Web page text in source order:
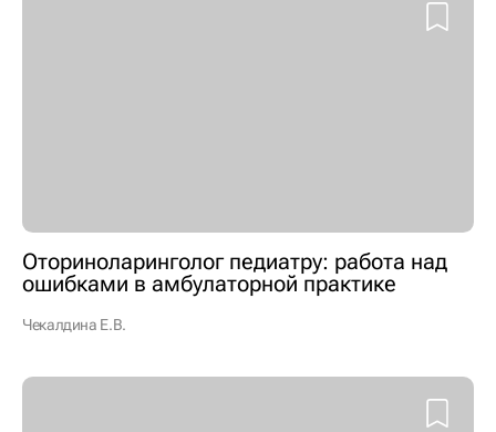
Оториноларинголог педиатру: работа над
ошибками в амбулаторной практике
Чекалдина Е.В.